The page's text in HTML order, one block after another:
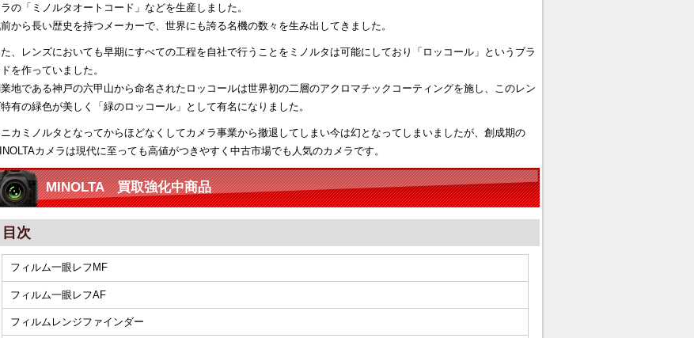
ラの「ミノルタオートコード」などを生産しました。
から長い歴史を持つメーカーで、世界にも誇る名機の数々を生み出してきました。
た、レンズにおいても早期にすべての工程を自社で行うことをミノルタは可能にしており「ロッコール」というブラ
を作っていました。
地である神戸の六甲山から命名されたロッコールは世界初の二層のアクロマチックコーティングを施し、このレン
特有の緑色が美しく「緑のロッコール」として有名になりました。
ニカミノルタとなってからほどなくしてカメラ事業から撤退してしまい今は幻となってしまいましたが、創成期の
カメラは現代に至っても高値がつきやすく中古市場でも人気のカメラです。
MINOLTA 買取強化中商品
目次
フィルム一眼レフMF
フィルム一眼レフAF
フィルムレンジファインダー